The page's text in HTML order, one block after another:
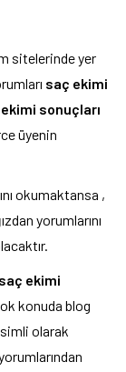
sitelerinde yer
saç ekimi
sonuçları
üyenin
okumaktansa ,
yorumlarını
saç ekimi
konuda blog
olarak